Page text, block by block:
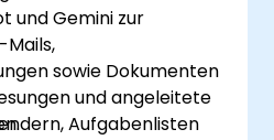
und Gemini zur
Mails,
sowie Dokumenten
Aufgabenlisten
und angeleitete